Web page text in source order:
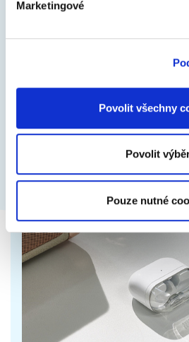
Marketingové
Povolit všechny
Povolit
Pouze nutné
Logitech MX Brio s Ultra
Postará se o realistické
v horším světle. Kvůli soukromí
6 499 Kč